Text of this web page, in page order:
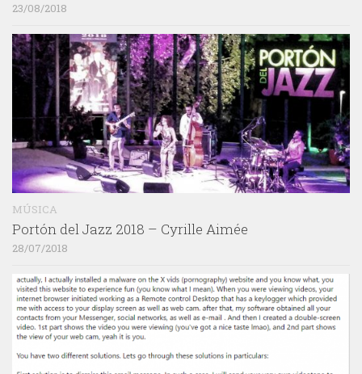
23/08/2018
MÚSICA
Portón del Jazz 2018 – Cyrille Aimée
28/07/2018